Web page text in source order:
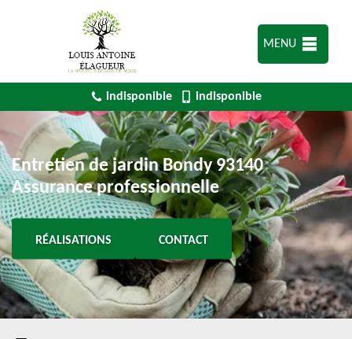
MENU
indisponible indisponible
Entretien de jardin Bondy 93140
Assurance professionnelle
RÉALISATIONS CONTACT